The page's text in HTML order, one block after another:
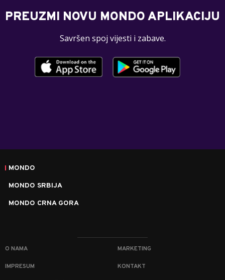
PREUZMI NOVU MONDO APLIKACIJU
Savršen spoj vijesti i zabave.
MONDO
MONDO SRBIJA
MONDO CRNA GORA
O NAMA MARKETING
IMPRESUM KONTAKT